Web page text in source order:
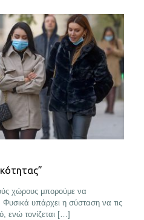
χώρους μπορούμε να
υπάρχει η σύσταση να τις
ενώ τονίζεται […]